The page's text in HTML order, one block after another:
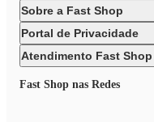
Sobre a Fast Shop
Portal de Privacidade
Atendimento Fast Shop
Fast Shop nas Redes